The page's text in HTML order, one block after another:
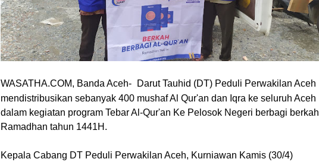
WASATHA.COM, Banda Aceh-
Darut Tauhid (DT) Peduli Perwakilan Aceh
mendistribusikan sebanyak 400 mushaf Al Qur'an dan Iqra ke seluruh Aceh
dalam kegiatan program Tebar Al-Qur'an Ke Pelosok Negeri berbagi berkah
Ramadhan tahun 1441H.
Kepala Cabang DT Peduli Perwakilan Aceh, Kurniawan Kamis (30/4)